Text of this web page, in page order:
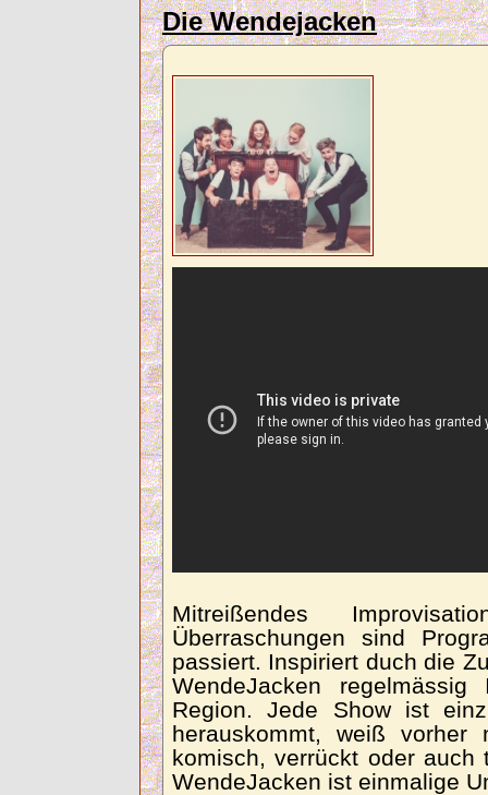
Die Wendejacken
Mitreißendes
Überraschungen sind
passiert. Inspiriert duch die
WendeJacken
Region. Jede Show ist
herauskommt, weiß vorher
komisch, verrückt oder auch
WendeJacken ist einmalige